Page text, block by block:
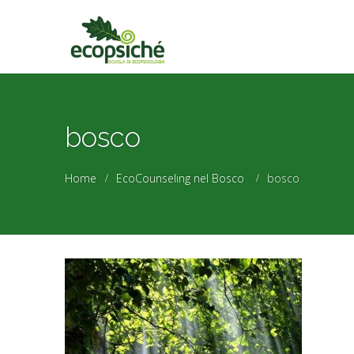
bosco
Home EcoCounseling nel Bosco bosco